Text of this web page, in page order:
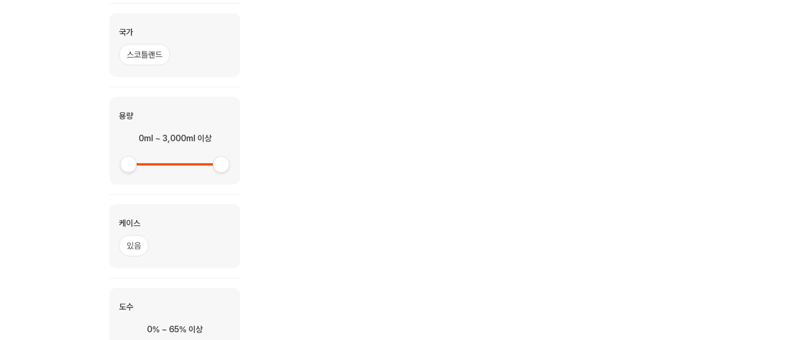
국가
스코틀랜드
용량
0ml ~ 3,000ml 이상
케이스
있음
도수
0% ~ 65% 이상